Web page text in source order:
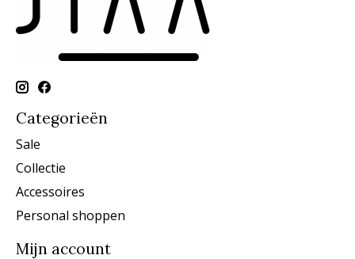
Categorieën
Sale
Collectie
Accessoires
Personal shoppen
Mijn account